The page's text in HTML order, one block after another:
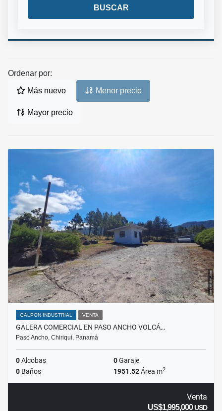
BUSCAR
Ordenar por:
Más nuevo Menor precio
Mayor precio
GALPON INDUSTRIAL VENTA
GALERA COMERCIAL EN PASO ANCHO VOLCÁ…
Paso Ancho, Chiriquí, Panamá
0Alcobas 0Garaje
0 Baños 1951.52Área m2
Venta
US$1,995,000USD